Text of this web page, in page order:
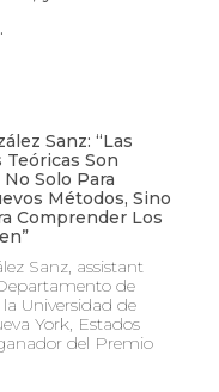
Sanz: “Las
Son
Solo Para
Métodos, Sino
Comprender Los
Sanz, assistant
de
Universidad de
York, Estados
del Premio